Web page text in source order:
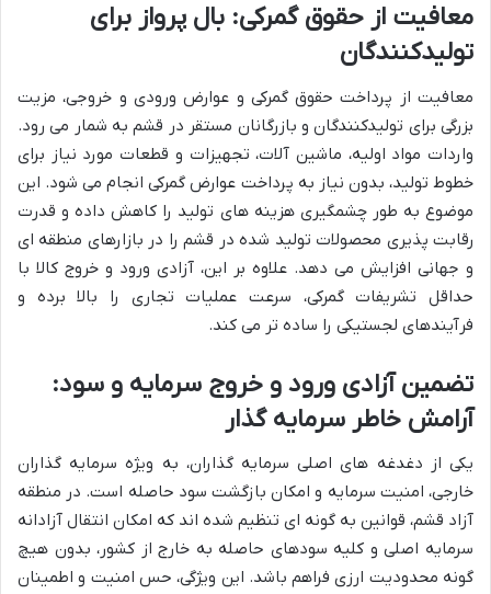
معافیت از حقوق گمرکی: بال پرواز برای
تولیدکنندگان
معافیت از پرداخت حقوق گمرکی و عوارض ورودی و خروجی، مزیت
بزرگی برای تولیدکنندگان و بازرگانان مستقر در قشم به شمار می رود.
واردات مواد اولیه، ماشین آلات، تجهیزات و قطعات مورد نیاز برای
خطوط تولید، بدون نیاز به پرداخت عوارض گمرکی انجام می شود. این
موضوع به طور چشمگیری هزینه های تولید را کاهش داده و قدرت
رقابت پذیری محصولات تولید شده در قشم را در بازارهای منطقه ای
و جهانی افزایش می دهد. علاوه بر این، آزادی ورود و خروج کالا با
حداقل تشریفات گمرکی، سرعت عملیات تجاری را بالا برده و
فرآیندهای لجستیکی را ساده تر می کند.
تضمین آزادی ورود و خروج سرمایه و سود:
آرامش خاطر سرمایه گذار
یکی از دغدغه های اصلی سرمایه گذاران، به ویژه سرمایه گذاران
خارجی، امنیت سرمایه و امکان بازگشت سود حاصله است. در منطقه
آزاد قشم، قوانین به گونه ای تنظیم شده اند که امکان انتقال آزادانه
سرمایه اصلی و کلیه سودهای حاصله به خارج از کشور، بدون هیچ
گونه محدودیت ارزی فراهم باشد. این ویژگی، حس امنیت و اطمینان